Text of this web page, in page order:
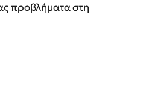
προβλήματα στη